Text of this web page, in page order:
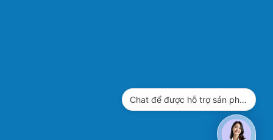
Chat để được hỗ trợ sản phẩm